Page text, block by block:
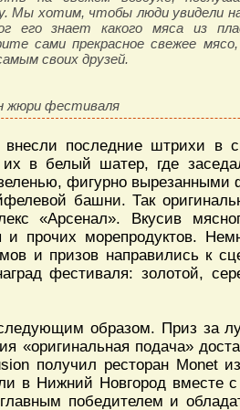
Мы хотим, чтобы люди увидели
его знает какого мяса из
сами прекрасное свежее
своих друзей.
жюри фестиваля
последние штрихи в
их в белый шатер, где
фигурно вырезанными
башни. Так
«Арсенал». Вкусив
прочих морепродуктов.
и призов направились к
фестиваля: золотой,
образом. Приз за
«оригинальная подача»
получил ресторан Monet
в Нижний Новгород вместе
победителем и